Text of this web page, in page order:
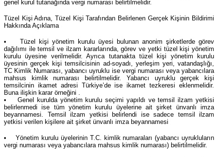
genel kurul tutanağında vergi numarası belirtilmelidir.
Tüzel Kişi Adına, Tüzel Kişi Tarafından Belirlenen Gerçek Kişinin Bildirimi
Hakkında Açıklama
• Tüzel kişi yönetim kurulu üyesi bulunan anonim şirketlerde görev
dağılımı ile temsil ve ilzam kararlarında, görev ve yetki tüzel kişi yönetim
kurulu üyesine verilmelidir. Ayrıca tutanakta tüzel kişi yönetim kurulu
üyesinin gerçek kişi temsilcisinin ad-soyadı, yerleşim yeri, vatandaşlığı,
TC Kimlik Numarası, yabancı uyruklu ise vergi numarası veya yabancılara
mahsus kimlik numarası belirtilmelidir. Yabancı uyruklu gerçek kişi
temsilcinin ikamet adresi Türkiye’de ise ikamet tezkeresi eklenmelidir.
Buna ilişkin karar örneğini .
• Genel kurulda yönetim kurulu seçimi yapıldı ve temsil ilzam yetkisi
belirlenmedi ise tüm yönetim kurulu üyelerine ait şirket ünvanlı imza
beyannamesi. Temsil ilzam yetkisi belirlendi ise sadece temsil ilzam
yetkisi verilen kişilere ait şirket ünvanlı imza beyannamesi
• Yönetim kurulu üyelerinin T.C. kimlik numaraları (yabancı uyrukluların
vergi numarası veya yabancılara mahsus kimlik numarası) belirtilmelidir.